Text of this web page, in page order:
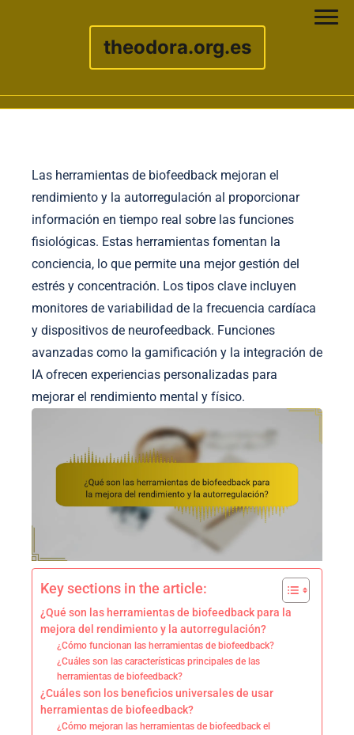
theodora.org.es
Las herramientas de biofeedback mejoran el
rendimiento y la autorregulación al proporcionar
información en tiempo real sobre las funciones
fisiológicas. Estas herramientas fomentan la
conciencia, lo que permite una mejor gestión del
estrés y concentración. Los tipos clave incluyen
monitores de variabilidad de la frecuencia cardíaca
y dispositivos de neurofeedback. Funciones
avanzadas como la gamificación y la integración de
IA ofrecen experiencias personalizadas para
mejorar el rendimiento mental y físico.
Key sections in the article:
¿Qué son las herramientas de biofeedback para la
mejora del rendimiento y la autorregulación?
¿Cómo funcionan las herramientas de biofeedback?
¿Cuáles son las características principales de las
herramientas de biofeedback?
¿Cuáles son los beneficios universales de usar
herramientas de biofeedback?
¿Cómo mejoran las herramientas de biofeedback el